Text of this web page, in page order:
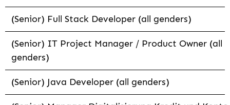
(Senior) Full Stack Developer (all genders)
(Senior) IT Project Manager / Product Owner (all
genders)
(Senior) Java Developer (all genders)